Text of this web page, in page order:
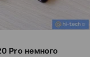
Pro немного